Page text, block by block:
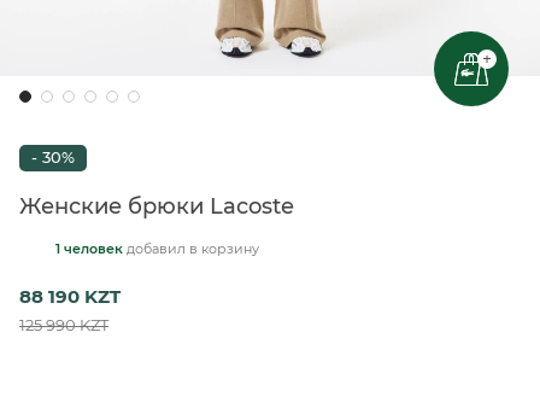
+
- 30%
Женские брюки Lacoste
1 человек добавил в корзину
88 190 KZT
125 990 KZT